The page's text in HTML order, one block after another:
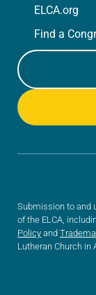
ELCA.org
Find a
Submission to and
of the ELCA,
Policy and
Lutheran Church in